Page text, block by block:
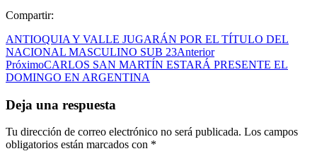
Compartir:
ANTIOQUIA Y VALLE JUGARÁN POR EL TÍTULO DEL
NACIONAL MASCULINO SUB 23Anterior
PróximoCARLOS SAN MARTÍN ESTARÁ PRESENTE EL
DOMINGO EN ARGENTINA
Deja una respuesta
Tu dirección de correo electrónico no será publicada. Los campos
obligatorios están marcados con *